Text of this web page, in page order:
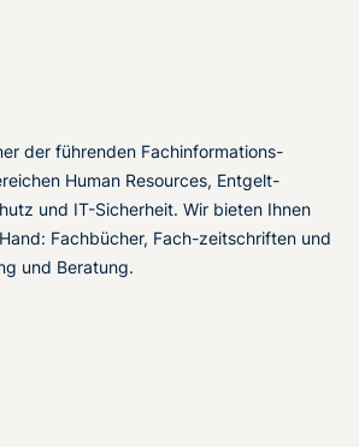
der führenden Fachinformations-
Human Resources, Entgelt-
und IT-Sicherheit. Wir bieten Ihnen
Fachbücher, Fach-zeitschriften und
und Beratung.